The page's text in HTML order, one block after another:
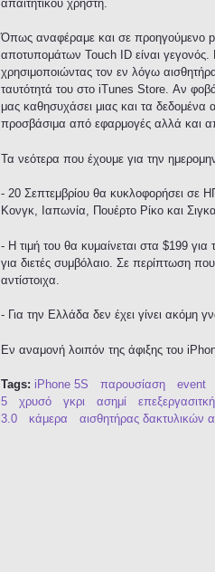
απαιτητικού χρήστη.
Όπως αναφέραμε και σε προηγούμενο
αποτυπομάτων Touch ID είναι γεγονός.
χρησιμοποιώντας τον εν λόγω
ταυτότητά του στο iTunes Store. Αν
μας καθησυχάσει μιας και τα δεδομένα
προσβάσιμα από εφαρμογές αλλά και
Τα νεότερα που έχουμε για την
- 20 Σεπτεμβρίου θα κυκλοφορήσει σε
Κονγκ, Ιαπωνία, Πουέρτο Ρίκο και
- Η τιμή του θα κυμαίνεται στα $199
για διετές συμβόλαιο. Σε περίπτωση
αντίστοιχα.
- Για την Ελλάδα δεν έχει γίνει ακόμη
Εν αναμονή λοιπόν της άφιξης του
Tags: iPhone 5S παρουσίαση event
5
χρυσό γκρι ασημί
3.0
κάμερα αισθητήρας δακτυλικών